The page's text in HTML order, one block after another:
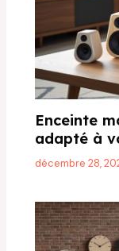
Enceinte
adapté à
décembre 28,